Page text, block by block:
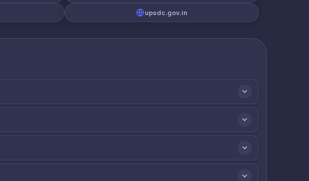
upsdc.gov.in